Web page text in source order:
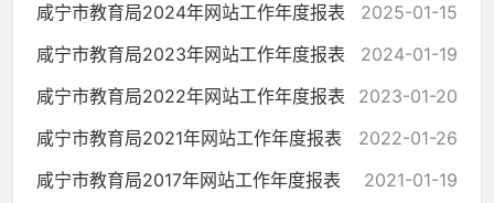
咸宁市教育局2024年网站工作年度报表
2025-01-15
咸宁市教育局2023年网站工作年度报表
2024-01-19
咸宁市教育局2022年网站工作年度报表
2023-01-20
咸宁市教育局2021年网站工作年度报表
2022-01-26
咸宁市教育局2017年网站工作年度报表
2021-01-19